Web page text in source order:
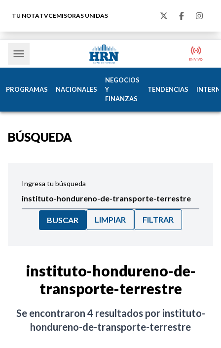
TU NOTATVCEMISORAS UNIDAS
PROGRAMAS NACIONALES
NEGOCIOS
Y
FINANZAS
TENDENCIAS
BÚSQUEDA
Ingresa tu búsqueda
BUSCAR LIMPIAR FILTRAR
Noticias
instituto-hondureno-de-
transporte-terrestre
Se encontraron 4 resultados por instituto-
hondureno-de-transporte-terrestre